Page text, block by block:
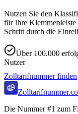
Nutzen Sie den
für Ihre
Schritt durch die
Über 100.000
Nutzer
Zolltarifnummer finden
Die Nummer #1 zum